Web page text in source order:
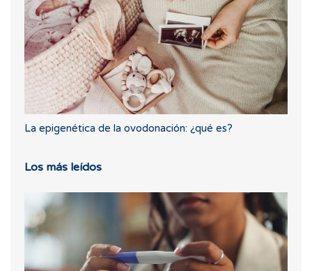
La epigenética de la ovodonación: ¿qué es?
Los más leídos